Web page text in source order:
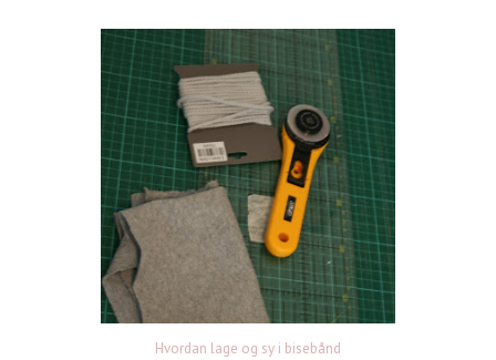
Hvordan lage og sy i bisebånd